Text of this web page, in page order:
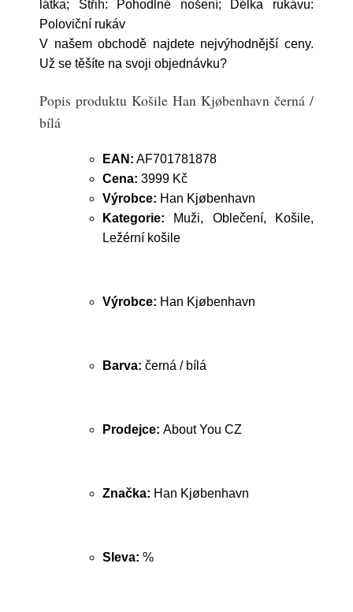
látka; Střih: Pohodlné nošení; Délka rukávu:
Poloviční rukáv
V našem obchodě najdete nejvýhodnější ceny.
Už se těšíte na svoji objednávku?
Popis produktu Košile Han Kjøbenhavn černá /
bílá
EAN: AF701781878
Cena: 3999 Kč
Výrobce: Han Kjøbenhavn
Kategorie: Muži, Oblečení, Košile,
Ležérní košile
Výrobce: Han Kjøbenhavn
Barva: černá / bílá
Prodejce: About You CZ
Značka: Han Kjøbenhavn
Sleva: %